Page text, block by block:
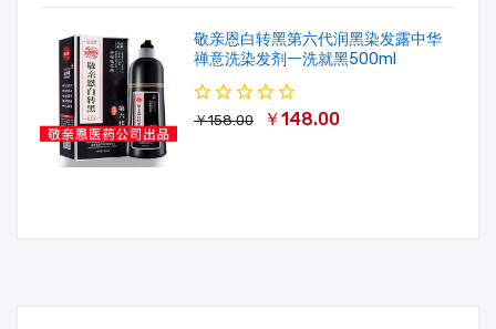
敬亲恩白转黑第六代润黑染发露中华
禅意洗染发剂一洗就黑500ml
￥158.00 ￥148.00